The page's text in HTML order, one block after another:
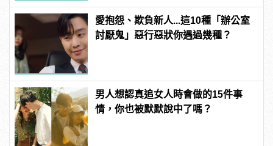
愛抱怨、欺負新人...這10種「辦公室
討厭鬼」惡行惡狀你遇過幾種？
男人想認真追女人時會做的15件事
情，你也被默默說中了嗎？